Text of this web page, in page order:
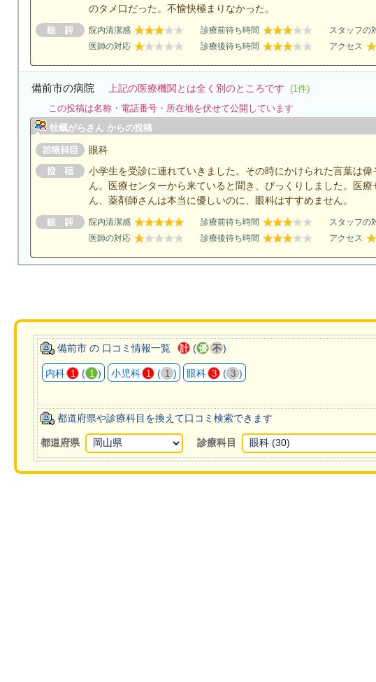
のタメ口だった。不愉快極まりなかった。
院内清潔感 診療前待ち時間
スタッフの
医師の対応
診療後待ち時間 アクセス
備前市の病院 上記の医療機関とは全く別のところです (1件)
この投稿は名称・電話番号・所在地を伏せて公開しています
牡蠣がらさん からの投稿
眼科
小学生を受診に連れていきました。その時にかけられた言葉は
ん。医療センターから来ていると聞き、びっくりしました。医
ん、薬剤師さんは本当に優しいのに、眼科はすすめません。
院内清潔感 診療前待ち時間
スタッフの
医師の対応
診療後待ち時間 アクセス
備前市 の 口コミ情報一覧 計 (優 不)
内科 1 ( 1 ) 小児科 1 ( 1 ) 眼科 3 ( 3 )
都道府県や診療科目を換えて口コミ検索できます
都道府県 診療科目